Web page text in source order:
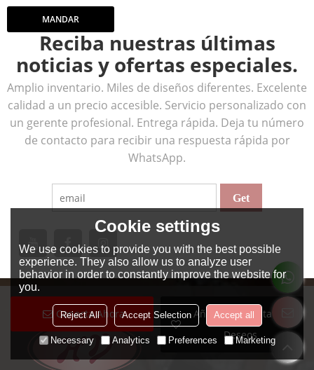
Conecta Ahora
Añadir A La Lista De
Deseos
MANDAR
Reciba nuestras últimas
noticias y ofertas especiales.
Amplio inventario. Miles de diseños diferentes. Excelente
calidad a un precio accesible. Servicio personalizado con
un gerente profesional. Entrega rápida. Deja tu número
de contacto para recibir una respuesta rápida por
WhatsApp.
Cookie settings
We use cookies to provide you with the best possible
experience. They also allow us to analyze user
behavior in order to constantly improve the website for
you.
Reject All Accept Selection Accept all
Necessary Analytics Preferences Marketing